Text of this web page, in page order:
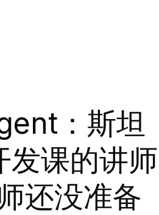
：斯坦
发课的讲师
还没准备